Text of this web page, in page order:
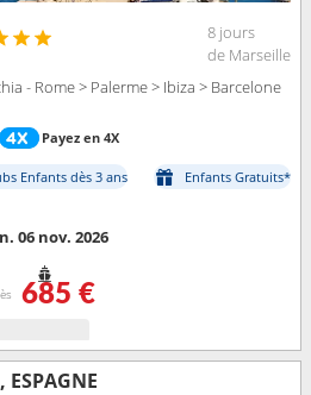
8 jours
de Marseille
- Rome > Palerme > Ibiza > Barcelone
Payez en 4X
Enfants dès 3 ans
Enfants Gratuits*
06 nov. 2026
685 €
ESPAGNE